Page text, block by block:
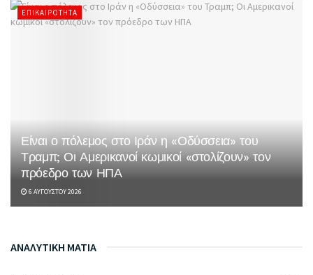
ΕΠΙΚΑΙΡΌΤΗΤΑ
Είναι ο πόλεμος στο Ιράν η «Οδύσσεια» του
Τραμπ; Οι Αμερικανοί κωμικοί «στολίζουν» τον
πρόεδρο των ΗΠΑ
6 ΑΥΓΟΎΣΤΟΥ 2026
ΑΝΑΛΥΤΙΚΗ ΜΑΤΙΑ